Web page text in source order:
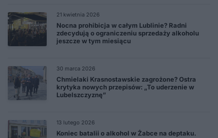
21 kwietnia 2026
Nocna prohibicja w całym Lublinie? Radni
zdecydują o ograniczeniu sprzedaży alkoholu
jeszcze w tym miesiącu
30 marca 2026
Chmielaki Krasnostawskie zagrożone? Ostra
krytyka nowych przepisów: „To uderzenie w
Lubelszczyznę”
13 lutego 2026
Koniec batalii o alkohol w Żabce na deptaku.